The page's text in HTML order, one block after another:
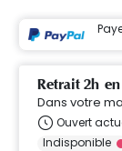
Retrait 2h
Dans votre
Ouvert
Indisponible